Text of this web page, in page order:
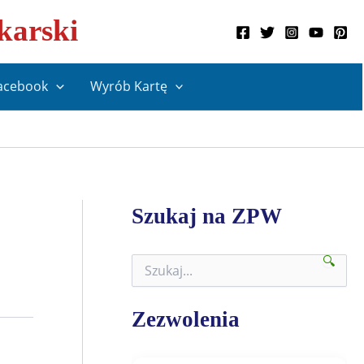
Wyrób Kartę
Szukaj na ZPW
k
a
🔍
Zezwolenia